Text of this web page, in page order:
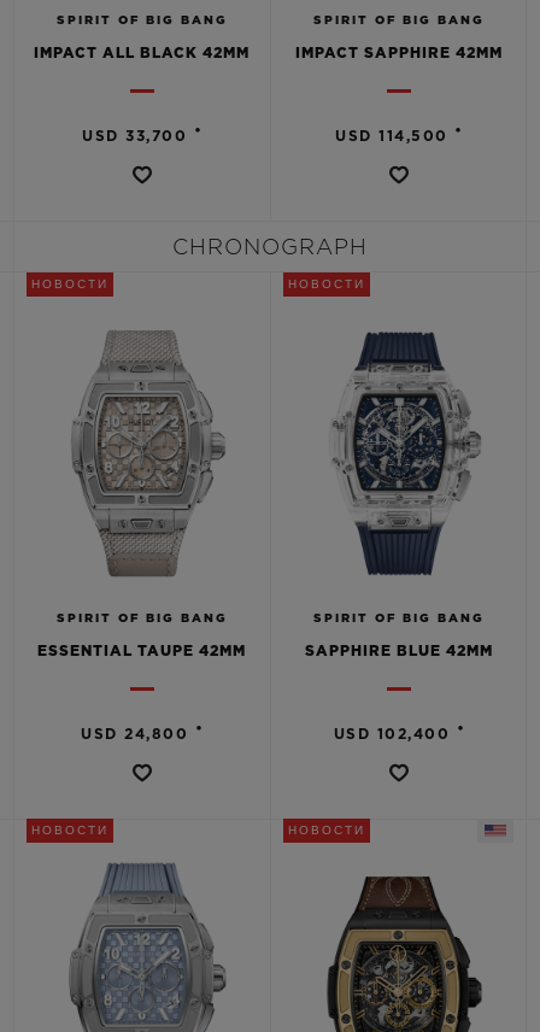
SPIRIT OF BIG BANG
IMPACT ALL BLACK 42MM
USD 33,700 •
SPIRIT OF BIG BANG
IMPACT SAPPHIRE 42MM
USD 114,500 •
CHRONOGRAPH
НОВОСТИ
SPIRIT OF BIG BANG
ESSENTIAL TAUPE 42MM
USD 24,800 •
НОВОСТИ
SPIRIT OF BIG BANG
SAPPHIRE BLUE 42MM
USD 102,400 •
НОВОСТИ НОВОСТИ